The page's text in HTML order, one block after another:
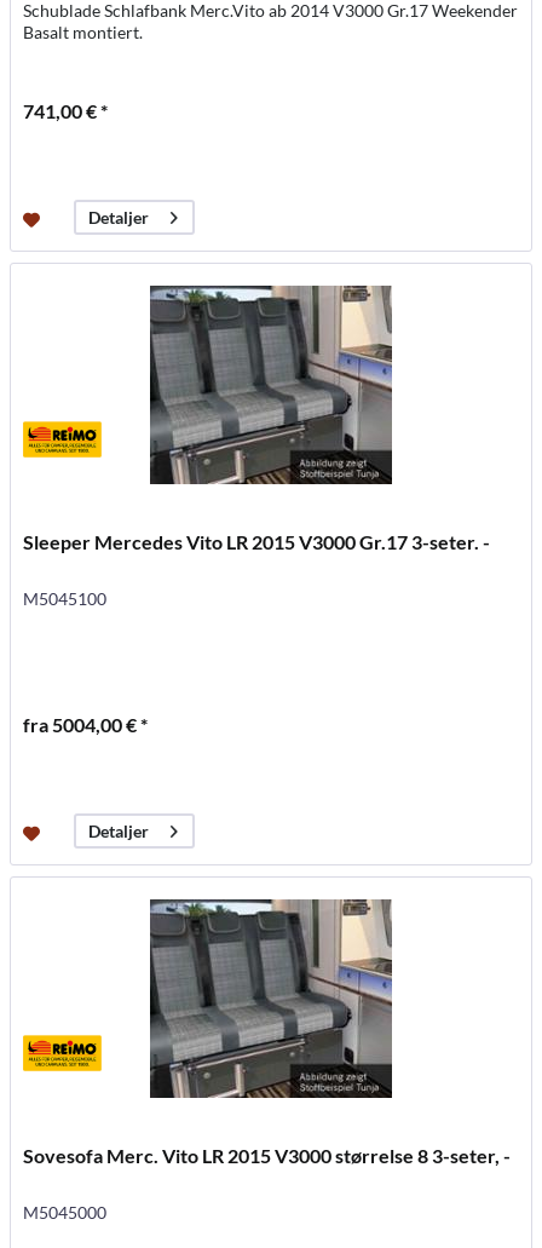
Schublade Schlafbank Merc.Vito ab 2014 V3000 Gr.17 Weekender
Basalt montiert.
741,00 € *
Detaljer
Sleeper Mercedes Vito LR 2015 V3000 Gr.17 3-seter. -
M5045100
fra 5004,00 € *
Detaljer
Sovesofa Merc. Vito LR 2015 V3000 størrelse 8 3-seter, -
M5045000